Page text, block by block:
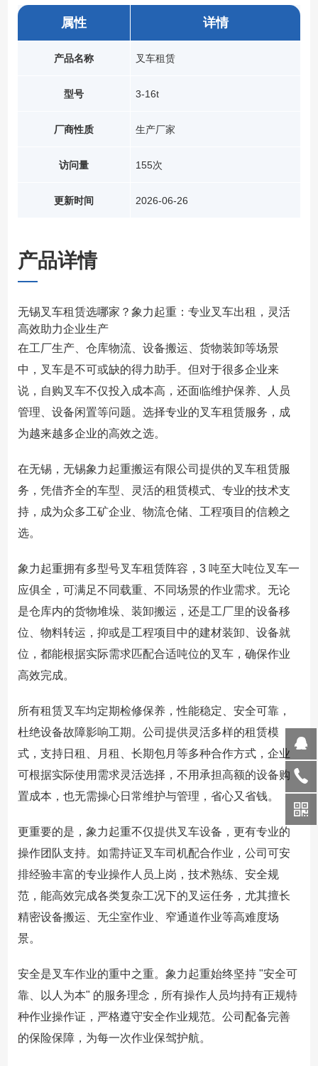
属性
产品名称
型号
厂商性质
访问量
更新时间
详情
叉车租赁
3-16t
生产厂家
155次
2026-06-26
产品详情
无锡叉车租赁选哪家？象力起重：专业叉车出租，灵活
高效助力企业生产
在工厂生产、仓库物流、设备搬运、货物装卸等场景
中，叉车是不可或缺的得力助手。但对于很多企业来
说，自购叉车不仅投入成本高，还面临维护保养、人员
管理、设备闲置等问题。选择专业的叉车租赁服务，成
为越来越多企业的高效之选。
在无锡，无锡象力起重搬运有限公司提供的叉车租赁服
务，凭借齐全的车型、灵活的租赁模式、专业的技术支
持，成为众多工矿企业、物流仓储、工程项目的信赖之
选。
象力起重拥有多型号叉车租赁阵容，3 吨至大吨位叉车一
应俱全，可满足不同载重、不同场景的作业需求。无论
是仓库内的货物堆垛、装卸搬运，还是工厂里的设备移
位、物料转运，抑或是工程项目中的建材装卸、设备就
位，都能根据实际需求匹配合适吨位的叉车，确保作业
高效完成。
所有租赁叉车均定期检修保养，性能稳定、安全可靠，
杜绝设备故障影响工期。公司提供灵活多样的租赁模
式，支持日租、月租、长期包月等多种合作方式，企业
可根据实际使用需求灵活选择，不用承担高额的设备购
置成本，也无需操心日常维护与管理，省心又省钱。
更重要的是，象力起重不仅提供叉车设备，更有专业的
操作团队支持。如需持证叉车司机配合作业，公司可安
排经验丰富的专业操作人员上岗，技术熟练、安全规
范，能高效完成各类复杂工况下的叉运任务，尤其擅长
精密设备搬运、无尘室作业、窄通道作业等高难度场
景。
安全是叉车作业的重中之重。象力起重始终坚持 "安全可
靠、以人为本" 的服务理念，所有操作人员均持有正规特
种作业操作证，严格遵守安全作业规范。公司配备完善
的保险保障，为每一次作业保驾护航。